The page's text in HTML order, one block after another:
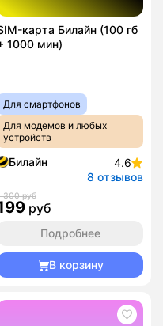
карта Билайн (100 гб
1000 мин)
Для смартфонов
Для модемов и любых
устройств
Билайн
4.6
8 отзывов
300 руб
руб
Подробнее
В корзину